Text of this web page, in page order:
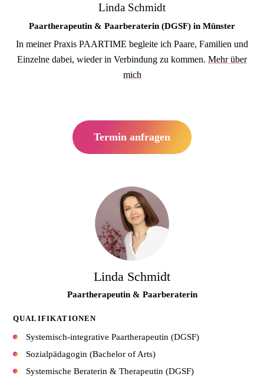
Linda Schmidt
Paartherapeutin & Paarberaterin (DGSF) in Münster
In meiner Praxis PAARTIME begleite ich Paare, Familien und
Einzelne dabei, wieder in Verbindung zu kommen. Mehr über
mich
Termin anfragen
Linda Schmidt
Paartherapeutin & Paarberaterin
QUALIFIKATIONEN
Systemisch-integrative Paartherapeutin (DGSF)
Sozialpädagogin (Bachelor of Arts)
Systemische Beraterin & Therapeutin (DGSF)